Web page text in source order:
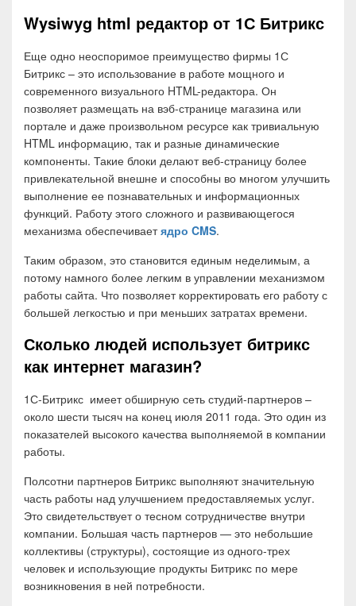
Wysiwyg html редактор от 1С Битрикс
Еще одно неоспоримое преимущество фирмы 1С
Битрикс – это использование в работе мощного и
современного визуального HTML-редактора. Он
позволяет размещать на вэб-странице магазина или
портале и даже произвольном ресурсе как тривиальную
HTML информацию, так и разные динамические
компоненты. Такие блоки делают веб-страницу более
привлекательной внешне и способны во многом улучшить
выполнение ее познавательных и информационных
функций. Работу этого сложного и развивающегося
механизма обеспечиваетядро CMS.
Таким образом, это становится единым неделимым, а
потому намного более легким в управлении механизмом
работы сайта. Что позволяет корректировать его работу с
большей легкостью и при меньших затратах времени.
Сколько людей использует битрикс
как интернет магазин?
1С-Битрикс имеет обширную сеть студий-партнеров –
около шести тысяч на конец июля 2011 года. Это один из
показателей высокого качества выполняемой в компании
работы.
Полсотни партнеров Битрикс выполняют значительную
часть работы над улучшением предоставляемых услуг.
Это свидетельствует о тесном сотрудничестве внутри
компании. Большая часть партнеров — это небольшие
коллективы (структуры), состоящие из одного-трех
человек и использующие продукты Битрикс по мере
возникновения в ней потребности.